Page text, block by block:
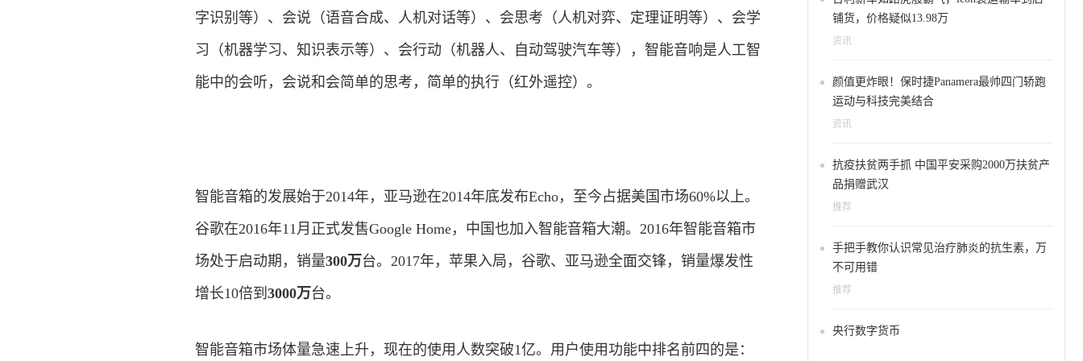
字识别等）、会说（语音合成、人机对话等）、会思考（人机对弈、定理证明等）、会学
习（机器学习、知识表示等）、会行动（机器人、自动驾驶汽车等），智能音响是人工智
能中的会听，会说和会简单的思考，简单的执行（红外遥控）。
智能音箱的发展始于2014年，亚马逊在2014年底发布Echo，至今占据美国市场60%以上。
谷歌在2016年11月正式发售Google Home，中国也加入智能音箱大潮。2016年智能音箱市
场处于启动期，销量300万台。2017年，苹果入局，谷歌、亚马逊全面交锋，销量爆发性
增长10倍到 3000万台。
智能音箱市场体量急速上升，现在的使用人数突破1亿。用户使用功能中排名前四的是：
铺货，价格疑似13.98万
资讯
颜值更炸眼！保时捷Panamera最帅四门轿跑
运动与科技完美结合
资讯
抗疫扶贫两手抓 中国平安采购2000万扶贫产
品捐赠武汉
推荐
手把手教你认识常见治疗肺炎的抗生素，万
不可用错
推荐
央行数字货币